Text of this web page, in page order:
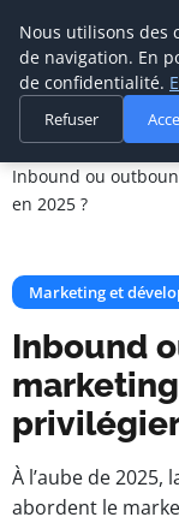
Cabinet De
Transition
Accueil
Marketing
Inbound ou
en 2025 ?
Marketing et
Inbound
À l’aube de
abordent le
Nous utilisons des
de navigation. En
de confidentialité.
Refuser